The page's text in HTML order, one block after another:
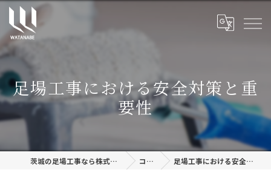
足場工事における安全対策と重
要性
茨城の足場工事なら株式会社渡邊建設 コラム 足場工事における安全対策と重要性